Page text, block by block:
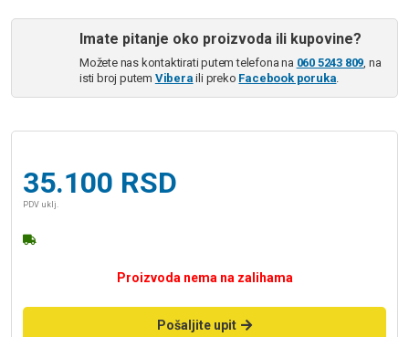
Imate pitanje oko proizvoda ili kupovine?
Možete nas kontaktirati putem telefona na 060 5243 809, na
isti broj putem Vibera ili preko Facebook poruka.
35.100 RSD
PDV uklj.
Proizvoda nema na zalihama
Pošaljite upit